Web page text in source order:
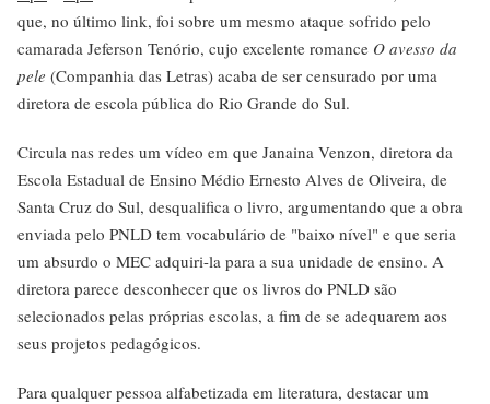
que, no último link, foi sobre um mesmo ataque sofrido pelo
camarada Jeferson Tenório, cujo excelente romance O avesso da
pele (Companhia das Letras) acaba de ser censurado por uma
diretora de escola pública do Rio Grande do Sul.
Circula nas redes um vídeo em que Janaina Venzon, diretora da
Escola Estadual de Ensino Médio Ernesto Alves de Oliveira, de
Santa Cruz do Sul, desqualifica o livro, argumentando que a obra
enviada pelo PNLD tem vocabulário de "baixo nível" e que seria
um absurdo o MEC adquiri-la para a sua unidade de ensino. A
diretora parece desconhecer que os livros do PNLD são
selecionados pelas próprias escolas, a fim de se adequarem aos
seus projetos pedagógicos.
Para qualquer pessoa alfabetizada em literatura, destacar um